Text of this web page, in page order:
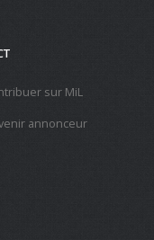
sur MiL
annonceur